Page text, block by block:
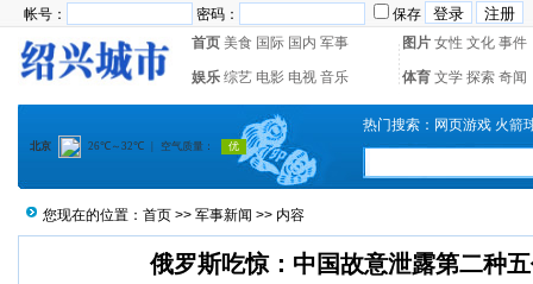
帐号： 密码：
保存
首页 美食 国际 国内 军事 图片 女性 文化 事件
娱乐 综艺 电影 电视 音乐 体育 文学 探索 奇闻
热门搜索： 网页游戏 火箭
您现在的位置： 首页 >> 军事新闻 >> 内容
俄罗斯吃惊：中国故意泄露第二种